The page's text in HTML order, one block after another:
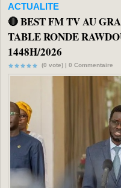
ACTUALITE
🔴 BEST FM TV AU
TABLE RONDE
1448H/2026
(0 vote) | 0 Commentaire